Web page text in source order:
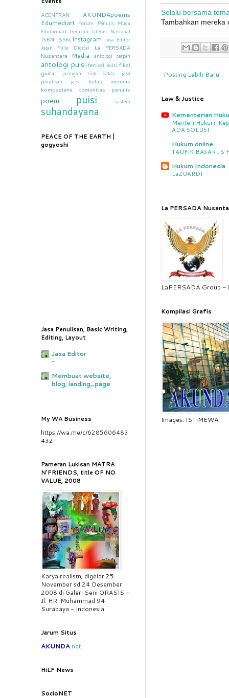
Selalu bersama
Tambahkan mereka
Posting Lebih Baru
Law & Justice
Kementerian
Menteri Hukum:
ADA SOLUSI
Hukum online
TAUFIK BASARI,
Hukum Indonesia
LaZUARDI
La PERSADA
LaPERSADA Group -
Kompilasi Grafis
Images: ISTIMEWA
ACENTRAN
AKUNDApoems
Edumediart Forum Penulis Muda
Edumediart Gerakan Literasi Nasional
ISBN ISSN Instagram Jasa Editor
Jejak Puisi Digital
La PERSADA
Nusantara
Media antologi cerpen
antologi puisi festival puisi fiksi
guitar
jaringan Cek Fakta
jasa
penulisan
jazz
kelas menulis
kompasiana
komunitas penulis
poem puisi sastera
suhandayana
PEACE OF THE EARTH |
gogyoshi
Jasa Penulisan, Basic Writing,
Editing, Layout
Jasa Editor
-
Membuat website,
blog, landing_page
-
My WA Business
https://wa.me/c/6285606483
432
Pameran Lukisan MATRA
N'FRIENDS, title OF NO
VALUE, 2008
Karya realism, digelar 25
November sd 24 Desember
2008 di Galeri Seni ORASIS -
Jl. HR. Muhammad 94
Surabaya - Indonesia
Jarum Situs
AKUNDA.net
HiLF News
SocioNET